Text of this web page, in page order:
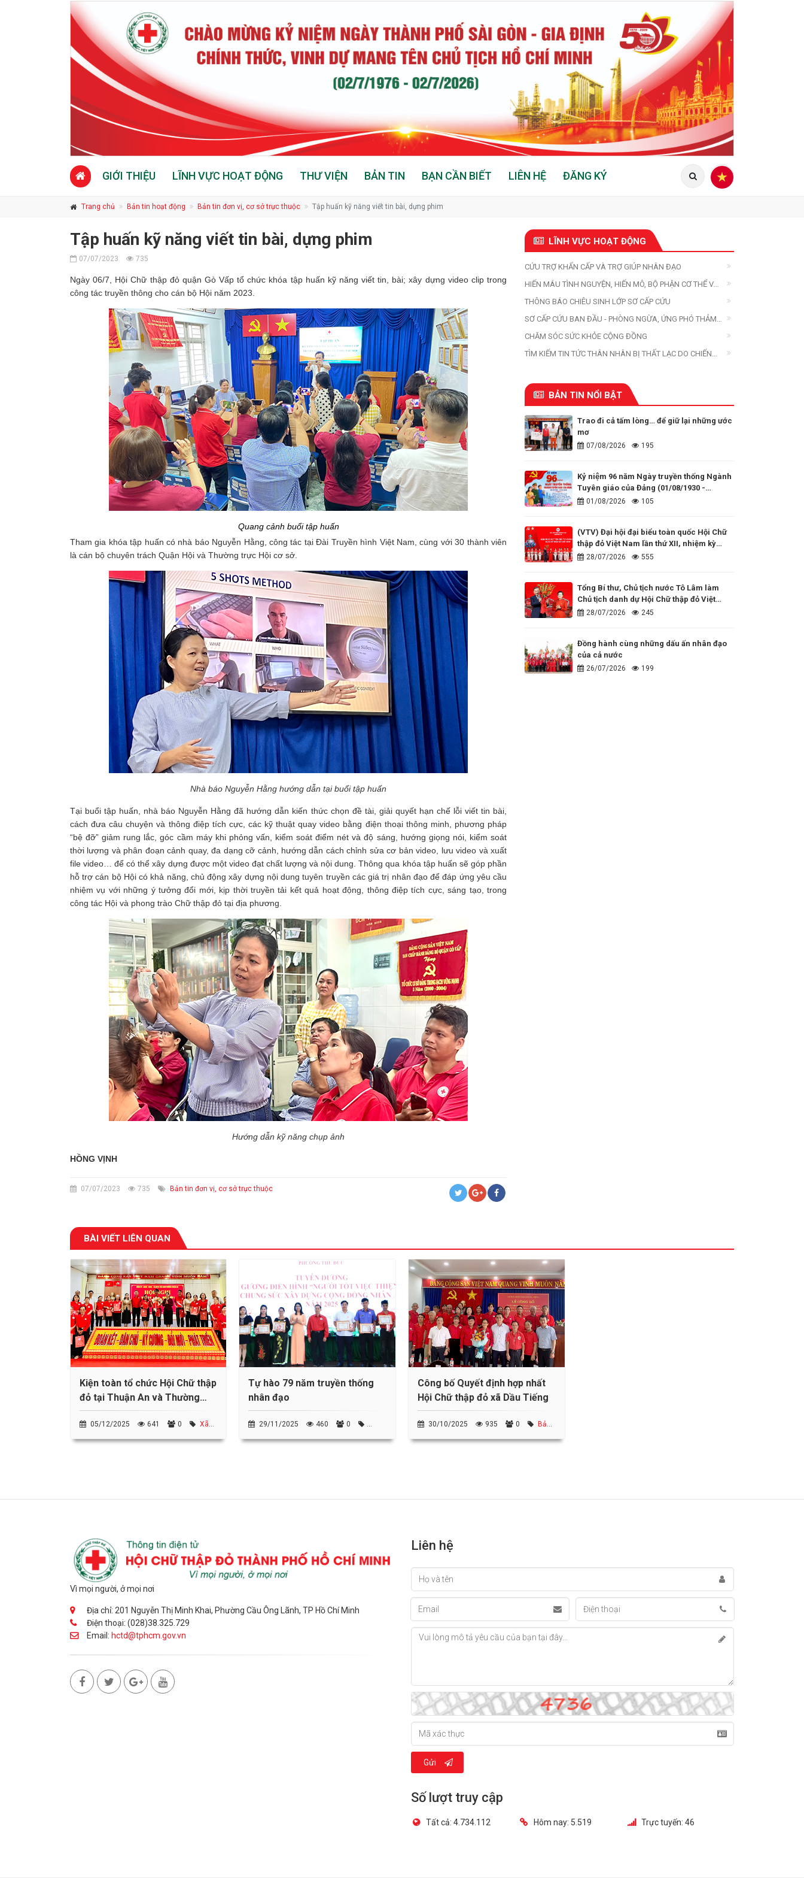
GIỚI THIỆU LĨNH VỰC HOẠT ĐỘNG THƯ VIỆN BẢN TIN BẠN CẦN BIẾT LIÊN HỆ ĐĂNG KÝ
Trang chủ Bản tin hoạt động Bản tin đơn vị, cơ sở trực thuộc Tập huấn kỹ năng viết tin bài, dựng phim
Tập huấn kỹ năng viết tin bài, dựng phim
07/07/2023 735
Ngày 06/7, Hội Chữ thập đỏ quận Gò Vấp tổ chức khóa tập huấn kỹ năng viết tin, bài; xây dựng video clip trong
công tác truyền thông cho cán bộ Hội năm 2023.
Quang cảnh buổi tập huấn
Tham gia khóa tập huấn có nhà báo Nguyễn Hằng, công tác tại Đài Truyền hình Việt Nam, cùng với 30 thành viên
là cán bộ chuyên trách Quận Hội và Thường trực Hội cơ sở.
Nhà báo Nguyễn Hằng hướng dẫn tại buổi tập huấn
Tại buổi tập huấn, nhà báo Nguyễn Hằng đã hướng dẫn kiến thức chọn đề tài, giải quyết hạn chế lỗi viết tin bài,
cách đưa câu chuyện và thông điệp tích cực, các kỹ thuật quay video bằng điện thoại thông minh, phương pháp
“bệ đỡ” giảm rung lắc, góc cầm máy khi phỏng vấn, kiểm soát điểm nét và độ sáng, hướng giọng nói, kiểm soát
thời lượng và phân đoạn cảnh quay, đa dạng cỡ cảnh, hướng dẫn cách chỉnh sửa cơ bản video, lưu video và xuất
file video… để có thể xây dựng được một video đạt chất lượng và nội dung. Thông qua khóa tập huấn sẽ góp phần
hỗ trợ cán bộ Hội có khả năng, chủ động xây dựng nội dung tuyên truyền các giá trị nhân đạo để đáp ứng yêu cầu
nhiệm vụ với những ý tưởng đổi mới, kịp thời truyền tải kết quả hoạt động, thông điệp tích cực, sáng tạo, trong
công tác Hội và phong trào Chữ thập đỏ tại địa phương.
Hướng dẫn kỹ năng chụp ảnh
HỒNG VỊNH
07/07/2023 735 Bản tin đơn vị, cơ sở trực thuộc
LĨNH VỰC HOẠT ĐỘNG
CỨU TRỢ KHẨN CẤP VÀ TRỢ GIÚP NHÂN ĐẠO
HIẾN MÁU TÌNH NGUYỆN, HIẾN MÔ, BỘ PHẬN CƠ THỂ VÀ
HIẾN XÁC
THÔNG BÁO CHIÊU SINH LỚP SƠ CẤP CỨU
SƠ CẤP CỨU BAN ĐẦU - PHÒNG NGỪA, ỨNG PHÓ THẢM
HỌA
CHĂM SÓC SỨC KHỎE CỘNG ĐỒNG
TÌM KIẾM TIN TỨC THÂN NHÂN BỊ THẤT LẠC DO CHIẾN
BẢN TIN NỔI BẬT
Trao đi cả tấm lòng… để giữ lại những ước
mơ
07/08/2026 195
Kỷ niệm 96 năm Ngày truyền thống Ngành
Tuyên giáo của Đảng (01/08/1930 -
01/08/2026)
01/08/2026 105
(VTV) Đại hội đại biểu toàn quốc Hội Chữ
thập đỏ Việt Nam lần thứ XII, nhiệm kỳ
2026 - 2031
28/07/2026 555
Tổng Bí thư, Chủ tịch nước Tô Lâm làm
Chủ tịch danh dự Hội Chữ thập đỏ Việt
Nam28/07/2026 245
Đồng hành cùng những dấu ấn nhân đạo
của cả nước
26/07/2026 199
BÀI VIẾT LIÊN QUAN
Kiện toàn tổ chức Hội Chữ thập
đỏ tại Thuận An và Thường
Tân
05/12/2025 641 0
Xã
Tự hào 79 năm truyền thống
nhân đạo
29/11/2025 460
0
Công bố Quyết định hợp nhất
Hội Chữ thập đỏ xã Dầu Tiếng
30/10/2025 935 0
Bản
Vì mọi người, ở mọi nơi
Địa chỉ: 201 Nguyễn Thị Minh Khai, Phường Cầu Ông Lãnh, TP Hồ Chí Minh
Điện thoại: (028)38.325.729
Email: hctd@tphcm.gov.vn
Liên hệ
Gửi
Số lượt truy cập
Tất cả: 4.734.112 Hôm nay: 5.519 Trực tuyến: 46